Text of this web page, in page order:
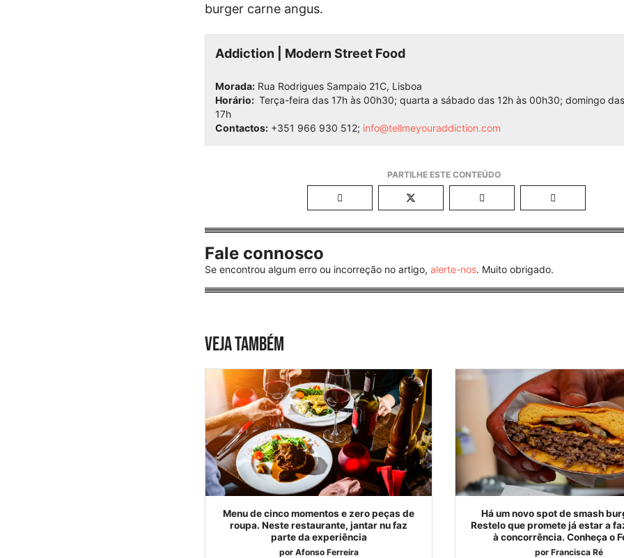
burger carne angus.
Addiction | Modern Street Food
Morada: Rua Rodrigues Sampaio 21C, Lisboa
Horário: Terça-feira das 17h às 00h30; quarta a sábado das 12h às 00h30; domingo
17h
Contactos: +351 966 930 512; info@tellmeyouraddiction.com
Fale connosco
Se encontrou algum erro ou incorreção no artigo,alerte-nos. Muito obrigado.
VEJA TAMBÉM
Menu de cinco momentos e zero peças de
roupa. Neste restaurante, jantar nu faz
parte da experiência
por Afonso Ferreira
Há um novo spot de smash
Restelo que promete já estar a
à concorrência. Conheça o
por Francisca Ré